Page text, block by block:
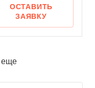
ОСТАВИТЬ
ЗАЯВКУ
еще